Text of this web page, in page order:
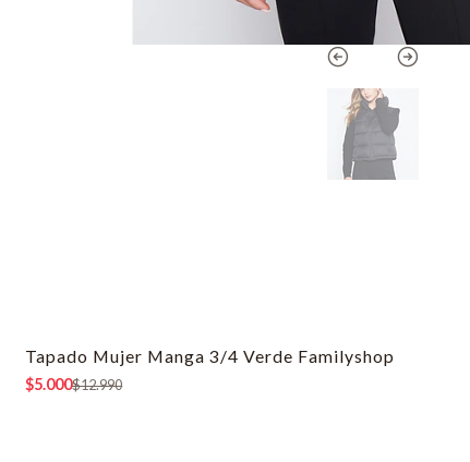
-62% OFF
Tapado Mujer Manga 3/4 Verde Familyshop
$5.000$12.990